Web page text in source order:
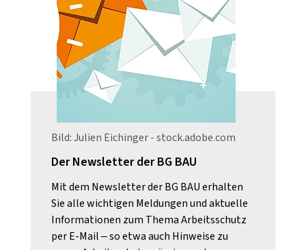
Bild: Julien Eichinger - stock.adobe.com
Der Newsletter der BG BAU
Mit dem Newsletter der BG BAU erhalten
Sie alle wichtigen Meldungen und aktuelle
Informationen zum Thema Arbeitsschutz
per E-Mail – so etwa auch Hinweise zu